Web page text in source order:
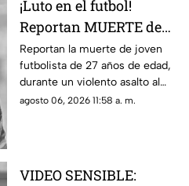
¡Luto en el futbol!
Reportan MUERTE de
famoso FUTBOLISTA a
los 27 años durante
ASALTO; esto se sabe
Reportan la muerte de joven
futbolista de 27 años de edad,
durante un violento asalto al
que se resistió, te damos los
agosto 06, 2026 11:58 a. m.
VIDEO SENSIBLE: